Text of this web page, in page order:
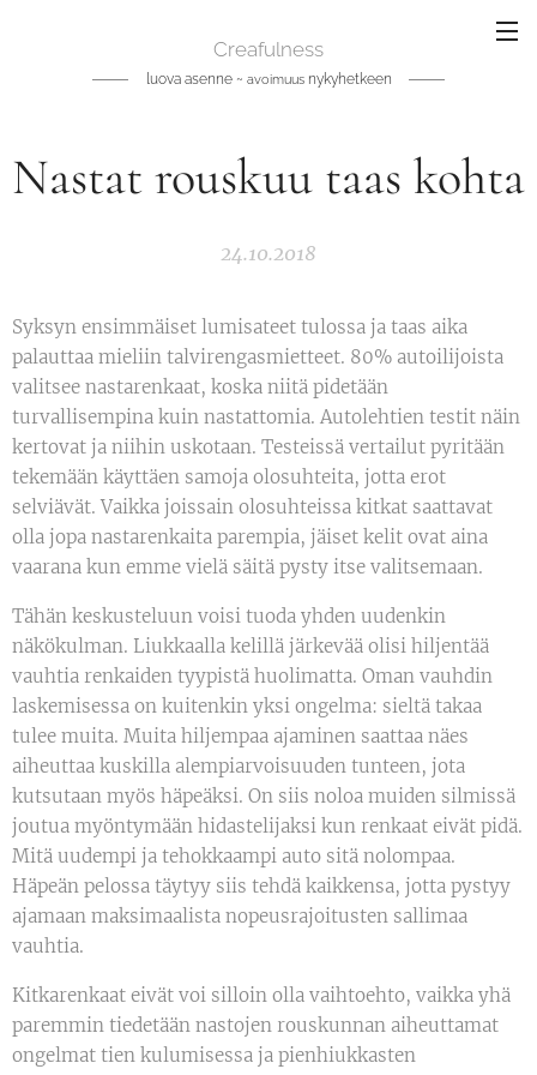
Creafulness
luova asenne ~ avoimuusnykyhetkeen
Nastat rouskuu taas kohta
24.10.2018
Syksyn ensimmäiset lumisateet tulossa ja taas aika
palauttaa mieliin talvirengasmietteet. 80% autoilijoista
valitsee nastarenkaat, koska niitä pidetään
turvallisempina kuin nastattomia. Autolehtien testit näin
kertovat ja niihin uskotaan. Testeissä vertailut pyritään
tekemään käyttäen samoja olosuhteita, jotta erot
selviävät. Vaikka joissain olosuhteissa kitkat saattavat
olla jopa nastarenkaita parempia, jäiset kelit ovat aina
vaarana kun emme vielä säitä pysty itse valitsemaan.
Tähän keskusteluun voisi tuoda yhden uudenkin
näkökulman. Liukkaalla kelillä järkevää olisi hiljentää
vauhtia renkaiden tyypistä huolimatta. Oman vauhdin
laskemisessa on kuitenkin yksi ongelma: sieltä takaa
tulee muita. Muita hiljempaa ajaminen saattaa näes
aiheuttaa kuskilla alempiarvoisuuden tunteen, jota
kutsutaan myös häpeäksi. On siis noloa muiden silmissä
joutua myöntymään hidastelijaksi kun renkaat eivät pidä.
Mitä uudempi ja tehokkaampi auto sitä nolompaa.
Häpeän pelossa täytyy siis tehdä kaikkensa, jotta pystyy
ajamaan maksimaalista nopeusrajoitusten sallimaa
vauhtia.
Kitkarenkaat eivät voi silloin olla vaihtoehto, vaikka yhä
paremmin tiedetään nastojen rouskunnan aiheuttamat
ongelmat tien kulumisessa ja pienhiukkasten